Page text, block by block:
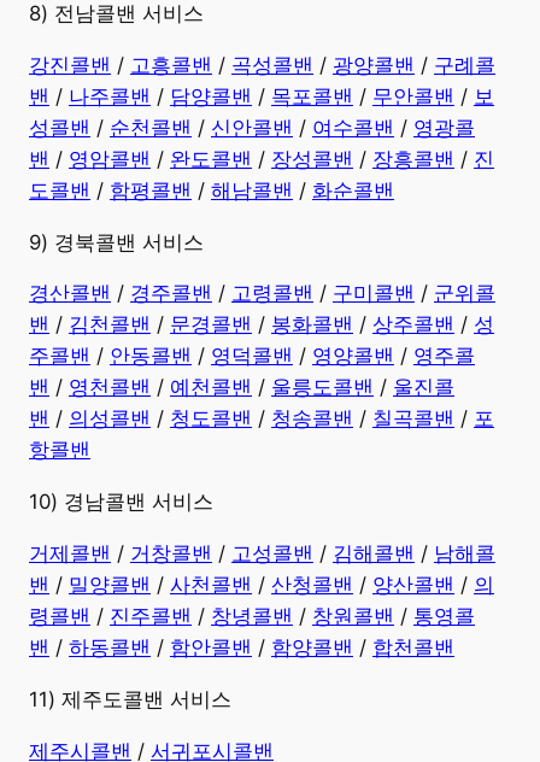
8) 전남콜밴 서비스
강진콜밴 / 고흥콜밴 / 곡성콜밴 / 광양콜밴 / 구례콜
밴 / 나주콜밴 / 담양콜밴 / 목포콜밴 / 무안콜밴 / 보
성콜밴 / 순천콜밴 / 신안콜밴 / 여수콜밴 / 영광콜
밴 / 영암콜밴 / 완도콜밴 / 장성콜밴 / 장흥콜밴 / 진
도콜밴 / 함평콜밴 / 해남콜밴 / 화순콜밴
9) 경북콜밴 서비스
경산콜밴 / 경주콜밴 / 고령콜밴 / 구미콜밴 / 군위콜
밴 / 김천콜밴 / 문경콜밴 / 봉화콜밴 / 상주콜밴 / 성
주콜밴 / 안동콜밴 / 영덕콜밴 / 영양콜밴 / 영주콜
밴 / 영천콜밴 / 예천콜밴 / 울릉도콜밴 / 울진콜
밴 / 의성콜밴 / 청도콜밴 / 청송콜밴 / 칠곡콜밴 / 포
항콜밴
10) 경남콜밴 서비스
​거제콜밴 / 거창콜밴 / 고성콜밴 / 김해콜밴 / 남해콜
밴 / 밀양콜밴 / 사천콜밴 / 산청콜밴 / 양산콜밴 / 의
령콜밴 / 진주콜밴 / 창녕콜밴 / 창원콜밴 / 통영콜
밴 / 하동콜밴 / 함안콜밴 / 함양콜밴 / 합천콜밴
11) 제주도콜밴 서비스
제주시콜밴 / 서귀포시콜밴